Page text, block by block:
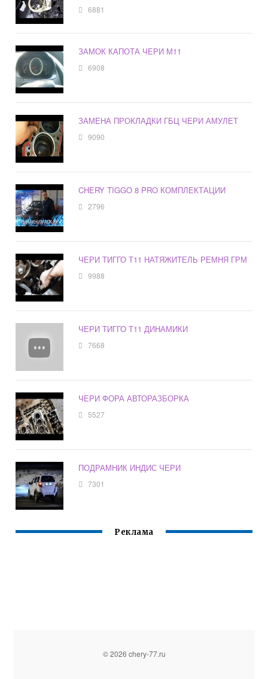
6881
ЗАМОК КАПОТА ЧЕРИ М11
6908
ЗАМЕНА ПРОКЛАДКИ ГБЦ ЧЕРИ АМУЛЕТ
9090
CHERY TIGGO 8 PRO КОМПЛЕКТАЦИИ
2796
ЧЕРИ ТИГГО Т11 НАТЯЖИТЕЛЬ РЕМНЯ ГРМ
9988
ЧЕРИ ТИГГО Т11 ДИНАМИКИ
7668
ЧЕРИ ФОРА АВТОРАЗБОРКА
5527
ПОДРАМНИК ИНДИС ЧЕРИ
7301
Реклама
© 2026 chery-77.ru